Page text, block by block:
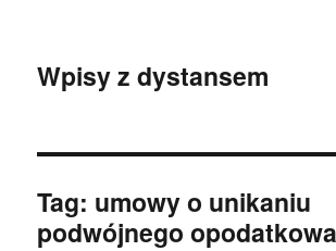
Wpisy z dystansem
Tag: umowy o unikaniu
podwójnego